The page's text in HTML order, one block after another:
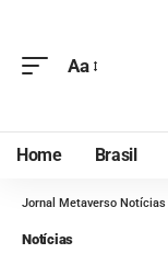
Aa
Home Brasil
Jornal Metaverso Notícias
Notícias